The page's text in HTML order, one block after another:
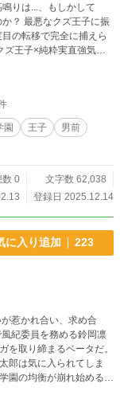
りは...、もしかして
に振
の転移で完全に捕えら
リアス、R18表現あり
ます！
園 王子
男前
数 0
文字数 62,038
登録日 2025.12.14
に入り追加 223
惹かれ合い、求め合
を取り締まるベータだ。
郎は気に入られてしま
園の均衡が崩れ始める。
きだった先輩との幸